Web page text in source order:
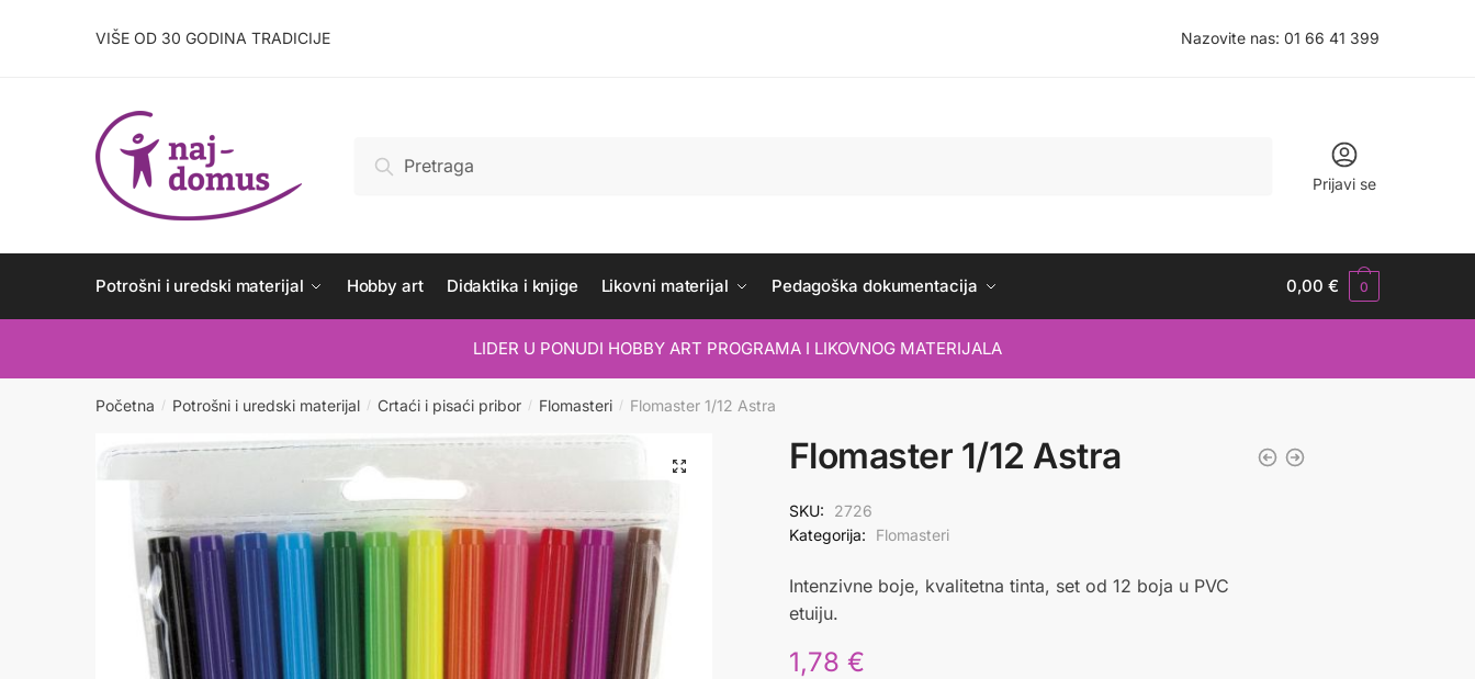
VIŠE OD 30 GODINA TRADICIJE Nazovite nas: 01 66 41 399
Pretraži
Prijavi se
Potrošni i uredski materijal Hobby art Didaktika i knjige Likovni materijal Pedagoška dokumentacija 0,00€ 0
LIDER U PONUDI HOBBY ART PROGRAMA I LIKOVNOG MATERIJALA
Početna / Potrošni i uredski materijal / Crtaći i pisaći pribor / Flomasteri / Flomaster 1/12 Astra
Flomaster 1/12 Astra
SKU:
2726
Kategorija:
Flomasteri
Intenzivne boje, kvalitetna tinta, set od 12 boja u PVC
etuiju.
1,78 €